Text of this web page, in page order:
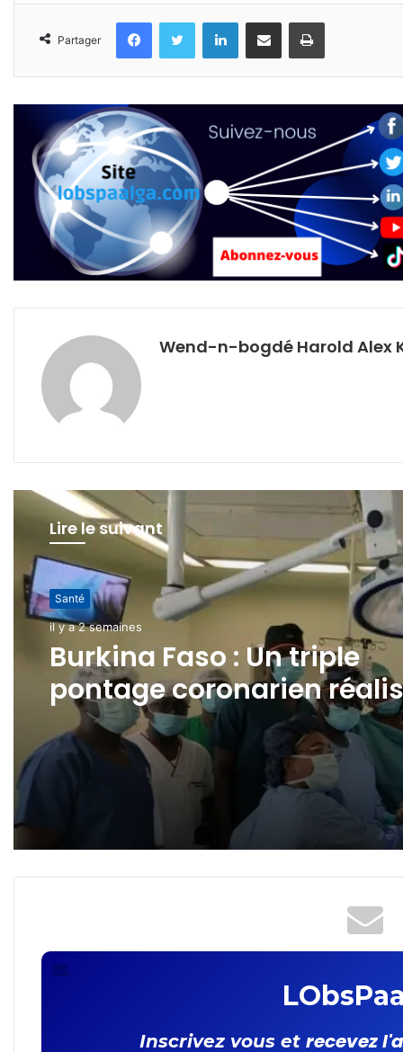
Partager
FacebookTwitter LinkedinPartager par email Imprimer
Wend-n-bogdé Harold Alex
Lire le suivant
Santé
il y a 2 semaines
Burkina Faso : Un triple
pontage coronarien
avec succès au CHU de
Tengandogo
Santé
il y a 2 semaines
Tenkodogo: une visite
inopinée du ministre
Kargougou à la rencontre
des héros de la nuit
Inscrivez vous et recevez